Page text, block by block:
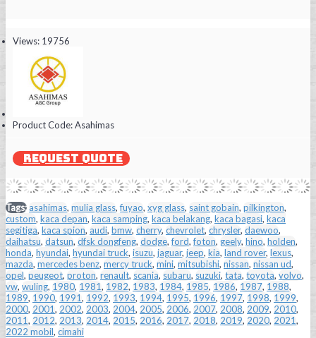
Views: 19756
Product Code:Asahimas
REQUEST QUOTE
Tags:asahimas, mulia glass,fuyao, xyg glass, saint gobain, pilkington,
custom, kaca depan, kaca samping, kaca belakang, kaca bagasi, kaca
segitiga, kaca spion, audi, bmw, cherry, chevrolet, chrysler, daewoo,
daihatsu, datsun, dfsk dongfeng, dodge,ford,foton, geely, hino, holden,
honda, hyundai, hyundai truck, isuzu, jaguar, jeep, kia, land rover, lexus,
mazda, mercedes benz, mercy truck, mini, mitsubishi, nissan, nissan ud,
opel, peugeot, proton, renault, scania, subaru, suzuki, tata, toyota, volvo,
vw, wuling, 1980, 1981, 1982, 1983, 1984, 1985, 1986, 1987, 1988,
1989, 1990, 1991, 1992, 1993, 1994, 1995, 1996, 1997, 1998, 1999,
2000, 2001, 2002, 2003, 2004, 2005, 2006, 2007, 2008, 2009, 2010,
2011, 2012, 2013, 2014, 2015, 2016, 2017, 2018, 2019, 2020, 2021,
2022 mobil, cimahi